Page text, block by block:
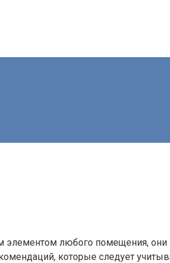
элементом любого помещения, они
которые следует